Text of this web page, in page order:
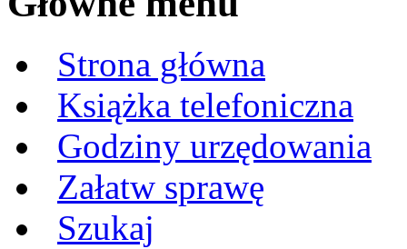
Strona główna
Książka telefoniczna
Godziny urzędowania
Załatw sprawę
Szukaj